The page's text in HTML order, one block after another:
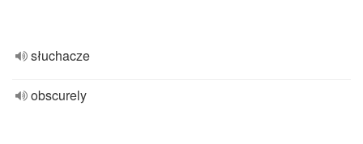
słuchacze
obscurely